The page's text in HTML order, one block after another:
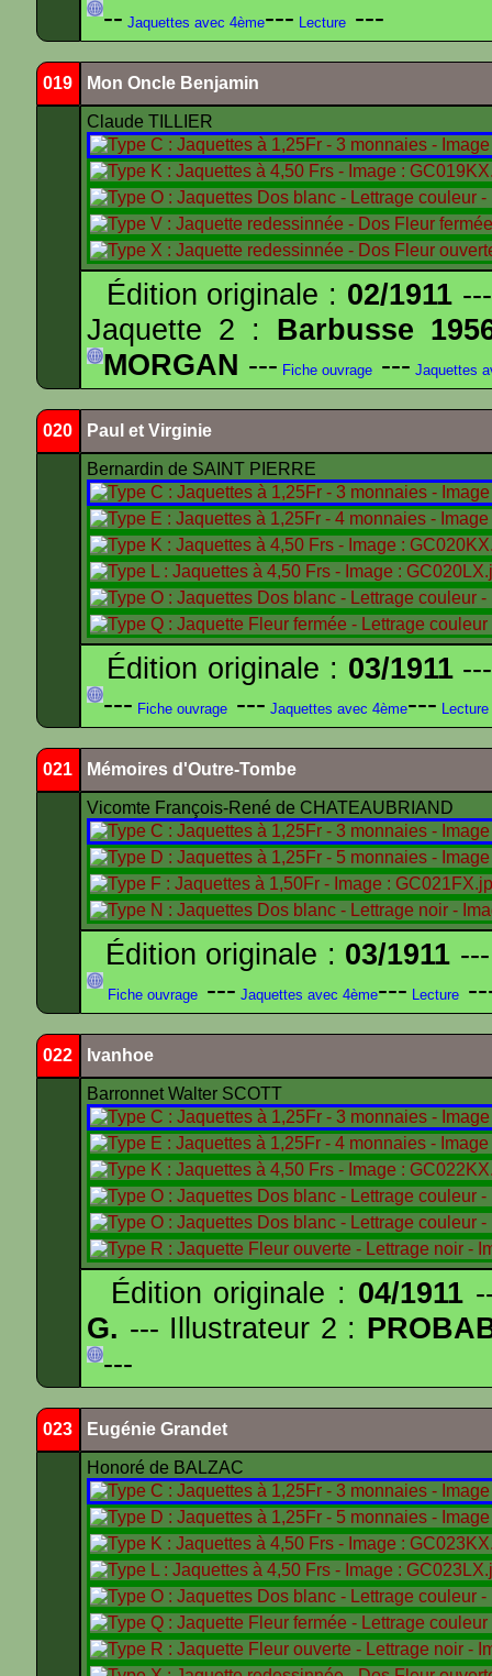
-- Jaquettes avec 4ème--- Lecture ---
019 Mon Oncle Benjamin
Claude TILLIER
Édition originale : 02/1911
Jaquette 2 : Barbusse
MORGAN --- Fiche ouvrage --- Jaquettes
020 Paul et Virginie
Bernardin de SAINT PIERRE
Édition originale : 03/1911
--- Fiche ouvrage --- Jaquettes avec 4ème--- Lecture
021 Mémoires d'Outre-Tombe
Vicomte François-René de CHATEAUBRIAND
Édition originale : 03/1911
Fiche ouvrage --- Jaquettes avec 4ème--- Lecture
022 Ivanhoe
Barronnet Walter SCOTT
Édition originale : 04/1911
G. --- Illustrateur 2 :
---
023 Eugénie Grandet
Honoré de BALZAC